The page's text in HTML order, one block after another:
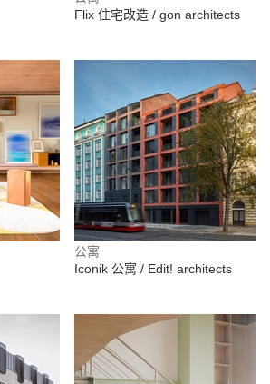
Flix 住宅改造 / gon architects
公寓
Iconik 公寓 / Edit! architects